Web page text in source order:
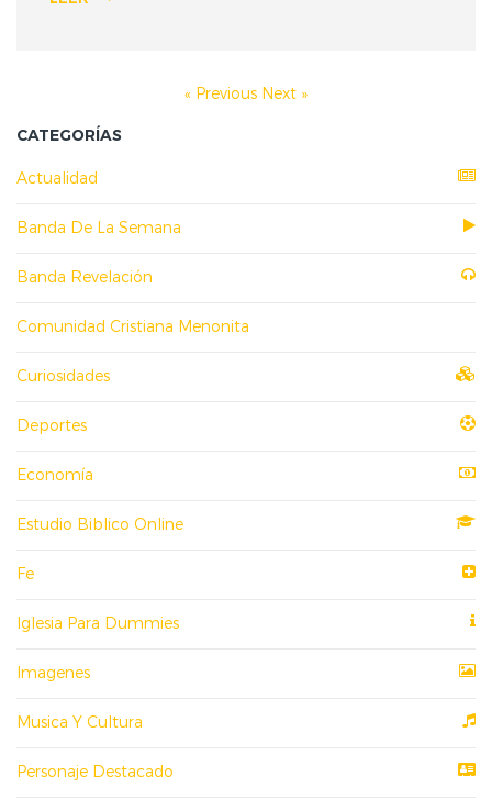
« Previous Next »
CATEGORÍAS
Actualidad
Banda De La Semana
Banda Revelación
Comunidad Cristiana Menonita
Curiosidades
Deportes
Economía
Estudio Biblico Online
Fe
Iglesia Para Dummies
Imagenes
Musica Y Cultura
Personaje Destacado